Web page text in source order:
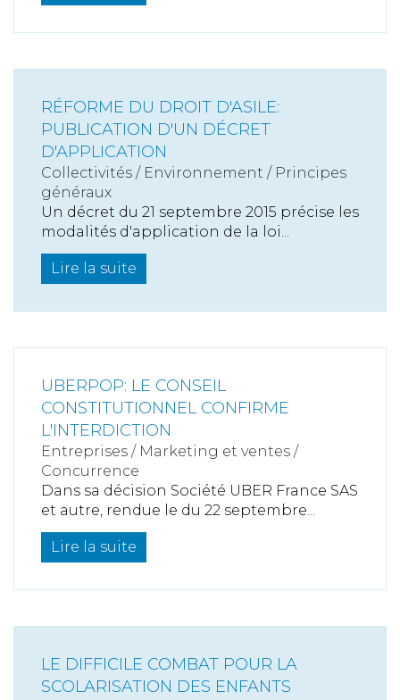
RÉFORME DU DROIT D'ASILE:
PUBLICATION D'UN DÉCRET
D'APPLICATION
Collectivités / Environnement / Principes
généraux
Un décret du 21 septembre 2015 précise les
modalités d'application de la loi...
Lire la suite
UBERPOP: LE CONSEIL
CONSTITUTIONNEL CONFIRME
L'INTERDICTION
Entreprises / Marketing et ventes /
Concurrence
Dans sa décision Société UBER France SAS
et autre, rendue le du 22 septembre...
Lire la suite
LE DIFFICILE COMBAT POUR LA
SCOLARISATION DES ENFANTS